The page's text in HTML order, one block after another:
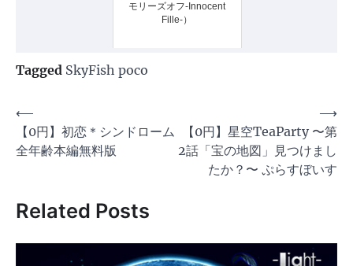
モリーズオフ-Innocent
Fille-）
Tagged SkyFish poco
投
稿
ナ
ゲ
ー
⟵
【0円】初恋＊シンドローム
全年齢本編無料版
【0円】星空TeaParty 〜第
2話「宝の地図」見つけまし
たか？〜 ぷらすぼいす
⟶
Related Posts